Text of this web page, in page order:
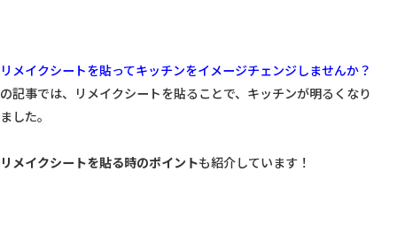
リメイクシートを貼ってキッチンをイメージチェンジしませんか？
の記事では、リメイクシートを貼ることで、キッチンが明るくなり
ました。
リメイクシートを貼る時のポイントも紹介しています！